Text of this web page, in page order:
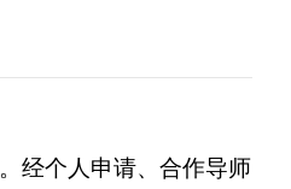
。 经个人申请、合作导师